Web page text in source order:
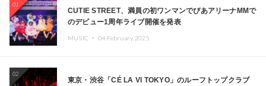
01
CUTIE STREET、満員の初ワンマンでぴあアリーナMMで
のデビュー1周年ライブ開催を発表
MUSIC ・ 04.February.2025
02
東京・渋谷「CÉ LA VI TOKYO」のルーフトップクラブ